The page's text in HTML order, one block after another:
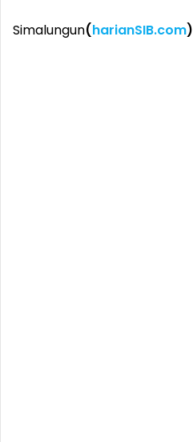
Simalungun(harianSIB.com)